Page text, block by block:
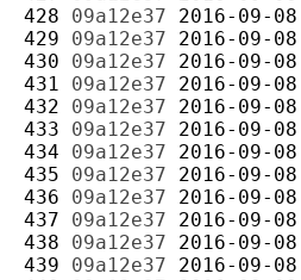
428 09a12e37 2016-09-08
429 09a12e37 2016-09-08
430 09a12e37 2016-09-08
431 09a12e37 2016-09-08
432 09a12e37 2016-09-08
433 09a12e37 2016-09-08
434 09a12e37 2016-09-08
435 09a12e37 2016-09-08
436 09a12e37 2016-09-08
437 09a12e37 2016-09-08
438 09a12e37 2016-09-08
439 09a12e37 2016-09-08